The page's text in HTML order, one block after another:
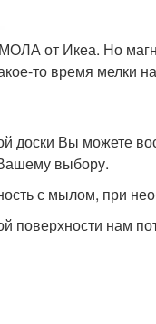
от Икеа. Но
то время мелки
доски Вы можете
выбору.
с мылом, при
поверхности нам